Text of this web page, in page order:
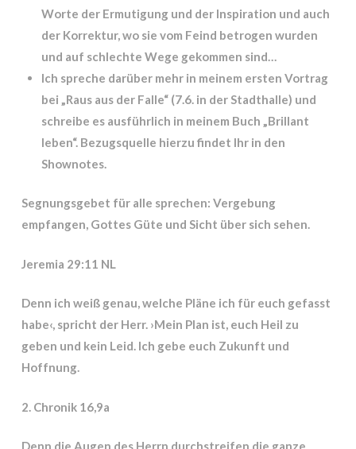
Worte der Ermutigung und der Inspiration und auch
der Korrektur, wo sie vom Feind betrogen wurden
und auf schlechte Wege gekommen sind…
Ich spreche darüber mehr in meinem ersten Vortrag
bei „Raus aus der Falle“ (7.6. in der Stadthalle) und
schreibe es ausführlich in meinem Buch „Brillant
leben“. Bezugsquelle hierzu findet Ihr in den
Shownotes.
Segnungsgebet für alle sprechen: Vergebung
empfangen, Gottes Güte und Sicht über sich sehen.
Jeremia 29:11 NL
Denn ich weiß genau, welche Pläne ich für euch gefasst
habe‹, spricht der Herr. ›Mein Plan ist, euch Heil zu
geben und kein Leid. Ich gebe euch Zukunft und
Hoffnung.
2. Chronik 16,9a
Denn die Augen des Herrn durchstreifen die ganze